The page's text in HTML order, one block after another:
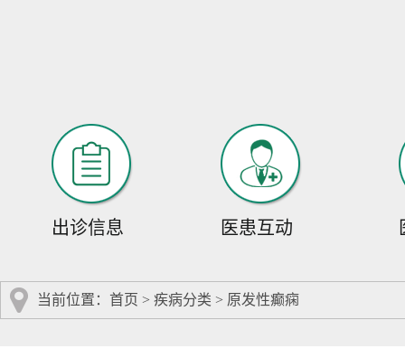
出诊信息 医患互动
当前位置： 首页 > 疾病分类 > 原发性癫痫